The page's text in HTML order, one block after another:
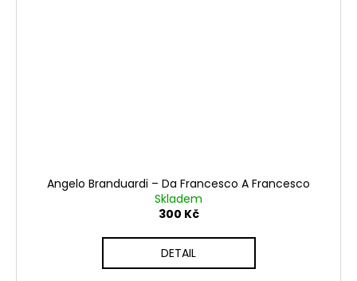
Angelo Branduardi ‎– Da Francesco A Francesco
Skladem
300 Kč
DETAIL